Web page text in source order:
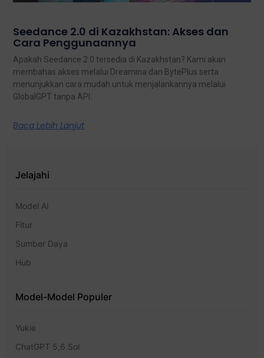
Seedance 2.0 di Kazakhstan: Akses dan
Cara Penggunaannya
Apakah Seedance 2.0 tersedia di Kazakhstan? Kami akan
membahas akses melalui Dreamina dan BytePlus serta
menunjukkan cara mudah untuk menjalankannya melalui
GlobalGPT tanpa API.
Baca Lebih Lanjut
Jelajahi
Model AI
Fitur
Sumber Daya
Hub
Model-Model Populer
Yukie
ChatGPT 5,6 Sol